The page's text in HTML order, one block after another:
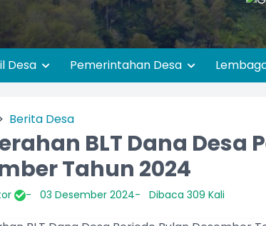
Desa Pemerintahan Desa
Berita Desa
BLT Dana Desa
Tahun 2024
03 Desember 2024 Dibaca 309 Kali